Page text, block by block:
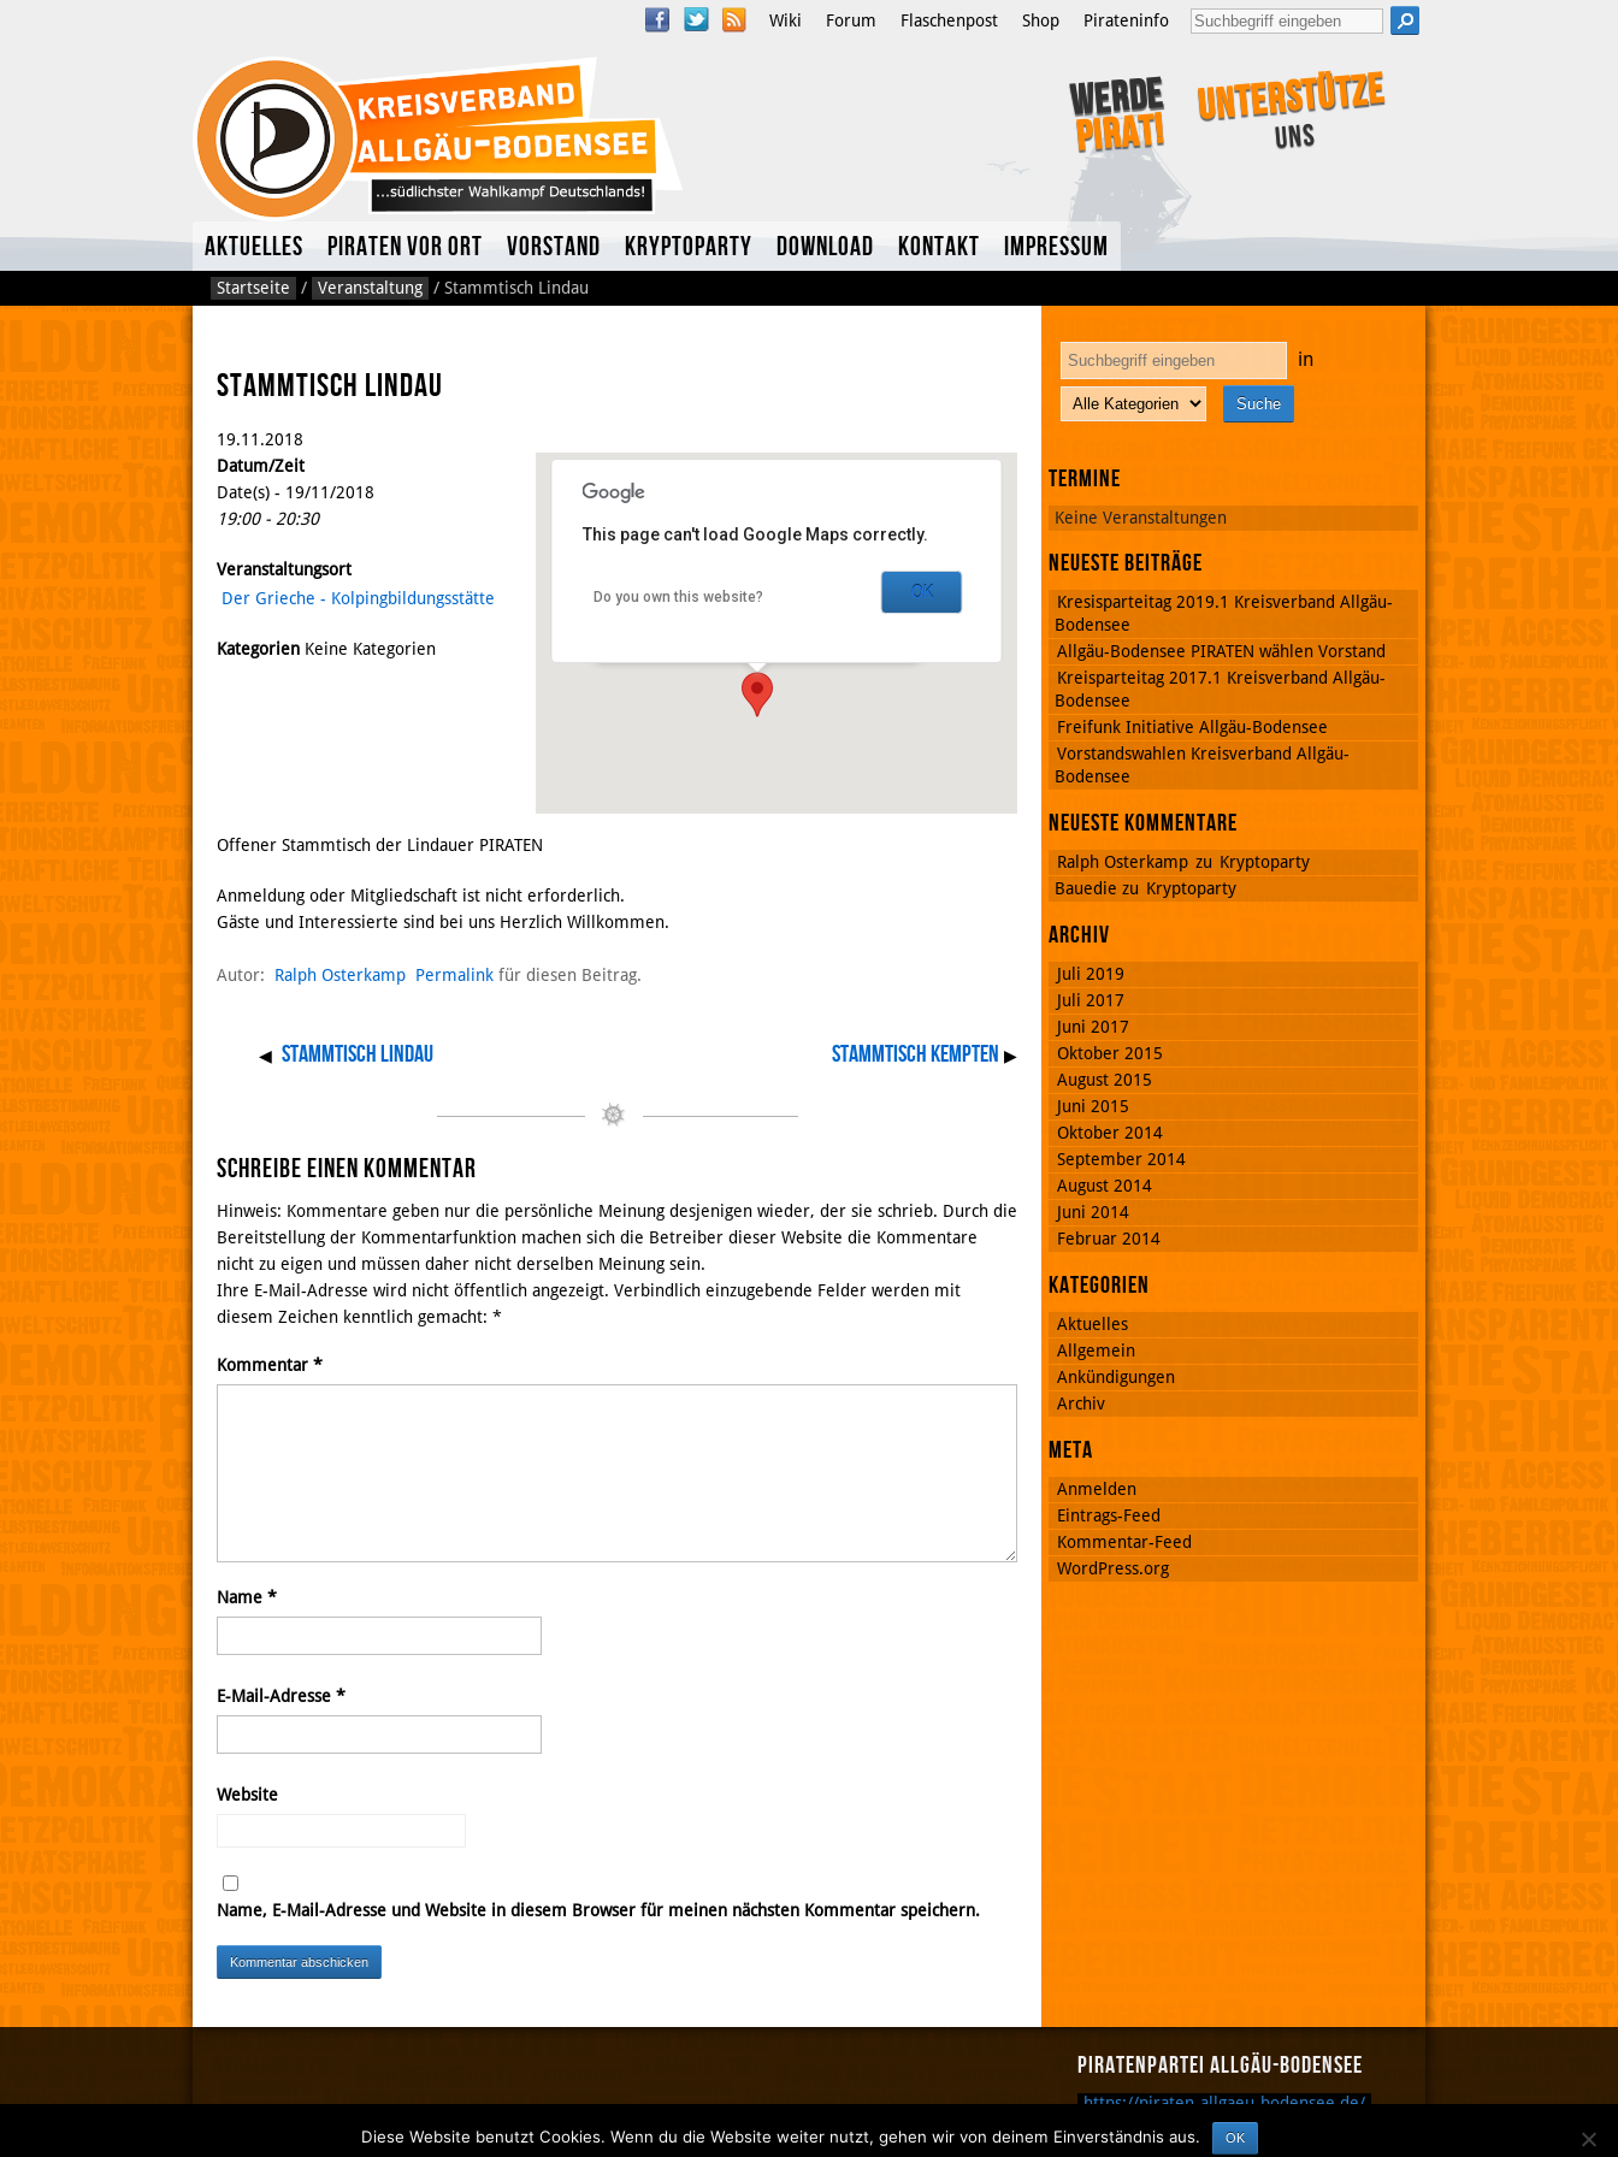
Wiki Forum Flaschenpost Shop Pirateninfo
Werde
Pirat!
Unterstütze
uns
Aktuelles Piraten vor Ort Vorstand Kryptoparty Download Kontakt Impressum
Startseite / Veranstaltung / Stammtisch Lindau
Stammtisch Lindau
19.11.2018
Der Grieche -
Langenweg 24 - Lindau
This page can't load Google Maps correctly.
Do you own this website? OK
Datum/Zeit
Date(s) - 19/11/2018
19:00 - 20:30
Veranstaltungsort
Der Grieche - Kolpingbildungsstätte
Kategorien Keine Kategorien
Offener Stammtisch der Lindauer PIRATEN
Anmeldung oder Mitgliedschaft ist nicht erforderlich.
Gäste und Interessierte sind bei uns Herzlich Willkommen.
Autor: Ralph Osterkamp Permalink für diesen Beitrag.
◀ Stammtisch Lindau Stammtisch Kempten ▶
Schreibe einen Kommentar
Hinweis: Kommentare geben nur die persönliche Meinung desjenigen wieder, der sie schrieb. Durch die
Bereitstellung der Kommentarfunktion machen sich die Betreiber dieser Website die Kommentare
nicht zu eigen und müssen daher nicht derselben Meinung sein.
Ihre E-Mail-Adresse wird nicht öffentlich angezeigt. Verbindlich einzugebende Felder werden mit
diesem Zeichen kenntlich gemacht: *
Kommentar *
Name *
E-Mail-Adresse *
Website
Name, E-Mail-Adresse und Website in diesem Browser für meinen nächsten Kommentar speichern.
in
Termine
Keine Veranstaltungen
Neueste Beiträge
Kresisparteitag 2019.1 Kreisverband Allgäu-
Bodensee
Allgäu-Bodensee PIRATEN wählen Vorstand
Kreisparteitag 2017.1 Kreisverband Allgäu-
Bodensee
Freifunk Initiative Allgäu-Bodensee
Vorstandswahlen Kreisverband Allgäu-
Bodensee
Neueste Kommentare
Ralph Osterkamp zu Kryptoparty
Bauedie zu Kryptoparty
Archiv
Juli 2019
Juli 2017
Juni 2017
Oktober 2015
August 2015
Juni 2015
Oktober 2014
September 2014
August 2014
Juni 2014
Februar 2014
Kategorien
Aktuelles
Allgemein
Ankündigungen
Archiv
Meta
Anmelden
Eintrags-Feed
Kommentar-Feed
WordPress.org
Piratenpartei Allgäu-Bodensee
https://piraten-allgaeu-bodensee.de/
Anmelden
Feed
Diese Website benutzt Cookies. Wenn du die Website weiter nutzt, gehen wir von deinem Einverständnis aus. OK